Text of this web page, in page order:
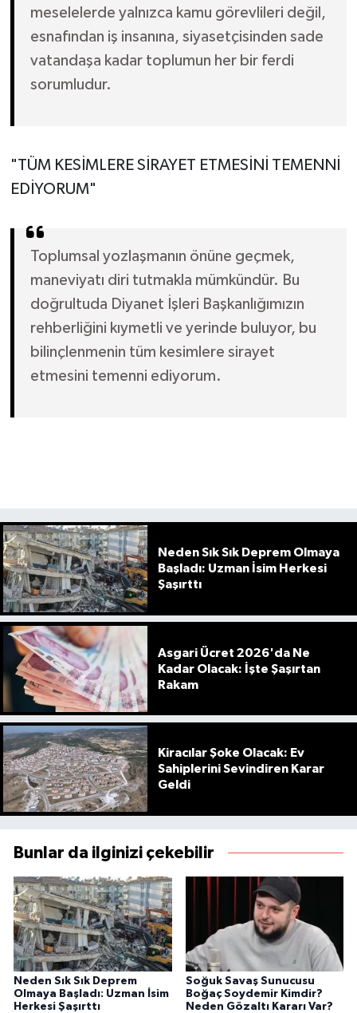
meselelerde yalnızca kamu görevlileri değil,
esnafından iş insanına, siyasetçisinden sade
vatandaşa kadar toplumun her bir ferdi
sorumludur.
"TÜM KESİMLERE SİRAYET ETMESİNİ TEMENNİ
EDİYORUM"
Toplumsal yozlaşmanın önüne geçmek,
maneviyatı diri tutmakla mümkündür. Bu
doğrultuda Diyanet İşleri Başkanlığımızın
rehberliğini kıymetli ve yerinde buluyor, bu
bilinçlenmenin tüm kesimlere sirayet
etmesini temenni ediyorum.
Neden Sık Sık Deprem Olmaya
Başladı: Uzman İsim Herkesi
Şaşırttı
Asgari Ücret 2026'da Ne
Kadar Olacak: İşte Şaşırtan
Rakam
Kiracılar Şoke Olacak: Ev
Sahiplerini Sevindiren Karar
Geldi
Bunlar da ilginizi çekebilir
Neden Sık Sık Deprem
Olmaya Başladı: Uzman İsim
Herkesi Şaşırttı
Soğuk Savaş Sunucusu
Boğaç Soydemir Kimdir?
Neden Gözaltı Kararı Var?